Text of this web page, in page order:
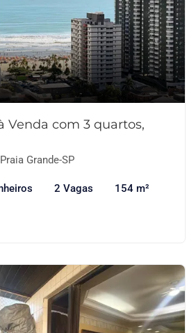
Venda com 3 quartos,
Grande-SP
2 Vagas 154 m²